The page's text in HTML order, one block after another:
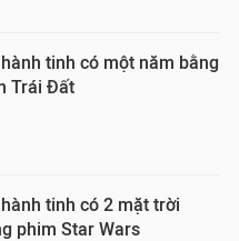
tinh có một năm bằng
Trái Đất
tinh có 2 mặt trời
phim Star Wars